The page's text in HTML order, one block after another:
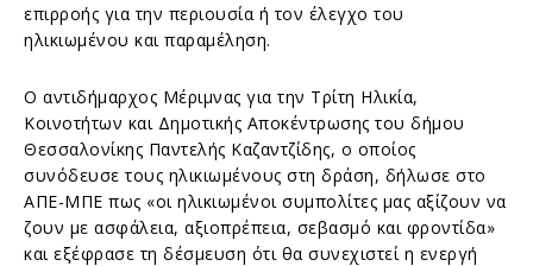
επιρροής για την περιουσία ή τον έλεγχο του
ηλικιωμένου και παραμέληση.
Ο αντιδήμαρχος Μέριμνας για την Τρίτη Ηλικία,
Κοινοτήτων και Δημοτικής Αποκέντρωσης του δήμου
Θεσσαλονίκης Παντελής Καζαντζίδης, ο οποίος
συνόδευσε τους ηλικιωμένους στη δράση, δήλωσε στο
ΑΠΕ-ΜΠΕ πως «οι ηλικιωμένοι συμπολίτες μας αξίζουν να
ζουν με ασφάλεια, αξιοπρέπεια, σεβασμό και φροντίδα»
και εξέφρασε τη δέσμευση ότι θα συνεχιστεί η ενεργή